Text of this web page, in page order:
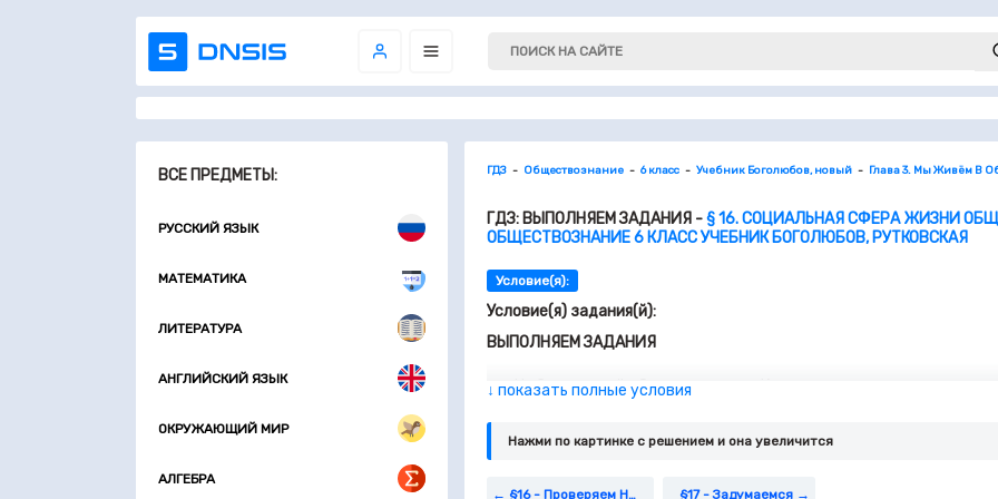
ВСЕ ПРЕДМЕТЫ:
РУССКИЙ ЯЗЫК
МАТЕМАТИКА
ЛИТЕРАТУРА
АНГЛИЙСКИЙ ЯЗЫК
ОКРУЖАЮЩИЙ МИР
АЛГЕБРА
ГДЗ Обществознание 6 класс Учебник Боголюбов, новый Глава 3. Мы Живём В
ГДЗ: ВЫПОЛНЯЕМ ЗАДАНИЯ -§ 16. СОЦИАЛЬНАЯ СФЕРА ЖИЗНИ
ОБЩЕСТВОЗНАНИЕ 6 КЛАСС УЧЕБНИК БОГОЛЮБОВ, РУТКОВСКАЯ
Условие(я):
Условие(я) задания(й):
ВЫПОЛНЯЕМ ЗАДАНИЯ
На Земле живёт 8 млрд человек. Количество же социальных
8-10 млрд. Один человек может состоять в 5-6 группах. В
На основе знаний по истории приведите примеры групп,
↓ показать полные условия
Нажми по картинке c решением и она увеличится
§16 - Проверяем Наши Знания И Умения §17 - Задумаемся